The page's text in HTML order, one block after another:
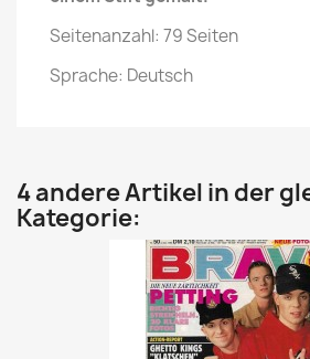
Seitenanzahl: 79 Seiten
Sprache: Deutsch
4 andere Artikel in der
Kategorie: